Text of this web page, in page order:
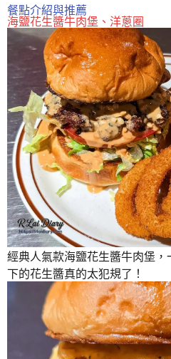
餐點介紹與推薦
海鹽花生醬牛肉堡、洋蔥圈
經典人氣款海鹽花生醬牛肉堡
下的花生醬真的太犯規了！